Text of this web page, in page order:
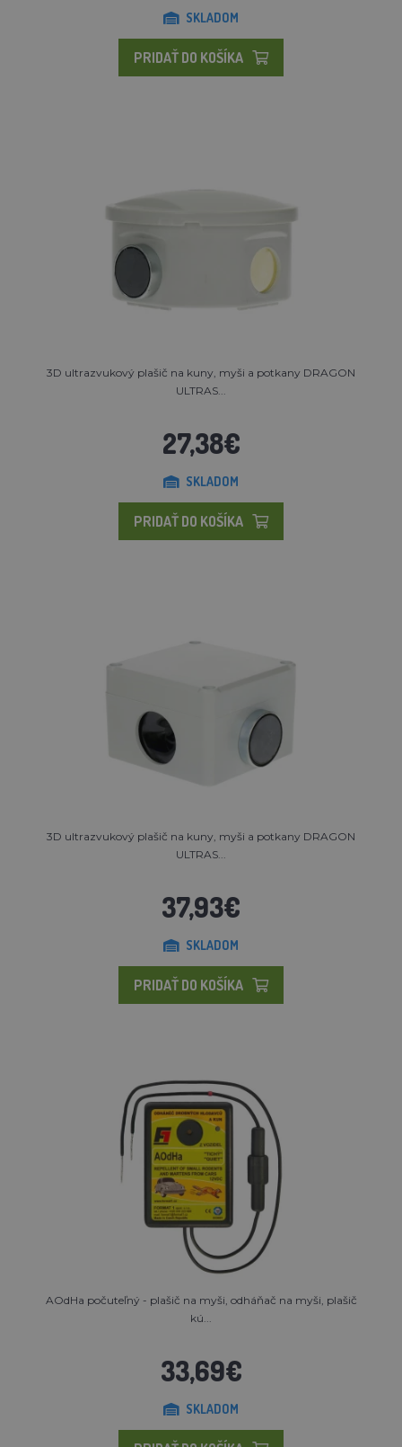
SKLADOM
PRIDAŤ DO KOŠÍKA
3D ultrazvukový plašič na kuny, myši a potkany DRAGON
ULTRAS...
27,38€
SKLADOM
PRIDAŤ DO KOŠÍKA
3D ultrazvukový plašič na kuny, myši a potkany DRAGON
ULTRAS...
37,93€
SKLADOM
PRIDAŤ DO KOŠÍKA
AOdHa počuteľný - plašič na myši, odháňač na myši, plašič
kú...
33,69€
SKLADOM